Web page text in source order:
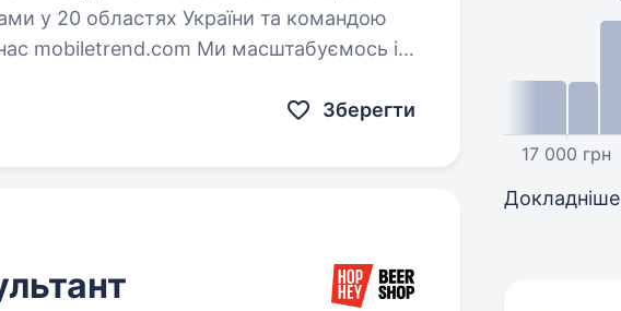
у 20 областях України та командою
нас mobiletrend.com Ми масштабуємось і
Зберегти
17 000 грн
Докладніше